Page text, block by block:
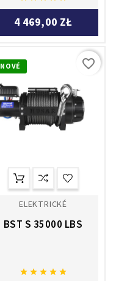
4 469,00 ZŁ
NOVÉ
ELEKTRICKÉ
BST S 35000 LBS
    
favorite_border